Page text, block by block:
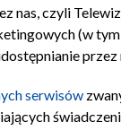
czyli
(w
serwisów